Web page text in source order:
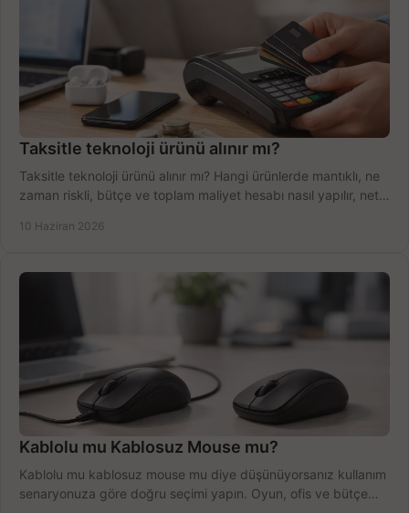
Taksitle teknoloji ürünü alınır mı?
Taksitle teknoloji ürünü alınır mı? Hangi ürünlerde mantıklı, ne
zaman riskli, bütçe ve toplam maliyet hesabı nasıl yapılır, net
10 Haziran 2026
Kablolu mu Kablosuz Mouse mu?
Kablolu mu kablosuz mouse mu diye düşünüyorsanız kullanım
senaryonuza göre doğru seçimi yapın. Oyun, ofis ve bütçe